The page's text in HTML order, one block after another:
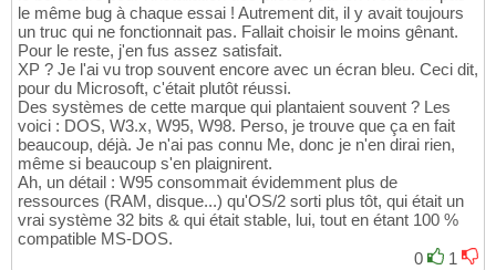
le même bug à chaque essai ! Autrement dit, il y avait toujours
un truc qui ne fonctionnait pas. Fallait choisir le moins gênant.
Pour le reste, j'en fus assez satisfait.
XP ? Je l'ai vu trop souvent encore avec un écran bleu. Ceci dit,
pour du Microsoft, c'était plutôt réussi.
Des systèmes de cette marque qui plantaient souvent ? Les
voici : DOS, W3.x, W95, W98. Perso, je trouve que ça en fait
beaucoup, déjà. Je n'ai pas connu Me, donc je n'en dirai rien,
même si beaucoup s'en plaignirent.
Ah, un détail : W95 consommait évidemment plus de
ressources (RAM, disque...) qu'OS/2 sorti plus tôt, qui était un
vrai système 32 bits & qui était stable, lui, tout en étant 100 %
compatible MS-DOS.
0
1